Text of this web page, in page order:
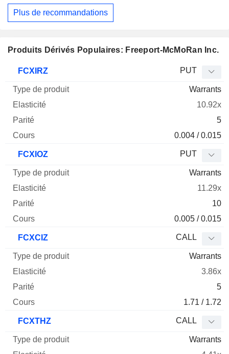
Plus de recommandations
Produits Dérivés Populaires: Freeport-McMoRan Inc.
Mnemo Type produit
FCXIRZ PUT
Warrants
10.92x
5
0.004 / 0.015
FCXIOZ PUT
Warrants
11.29x
10
0.005 / 0.015
FCXCIZ CALL
Warrants
3.86x
5
1.71 / 1.72
FCXTHZ CALL
Warrants